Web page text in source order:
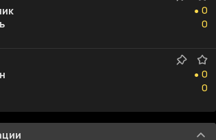
● 0
0
0
●
0
0
0
0